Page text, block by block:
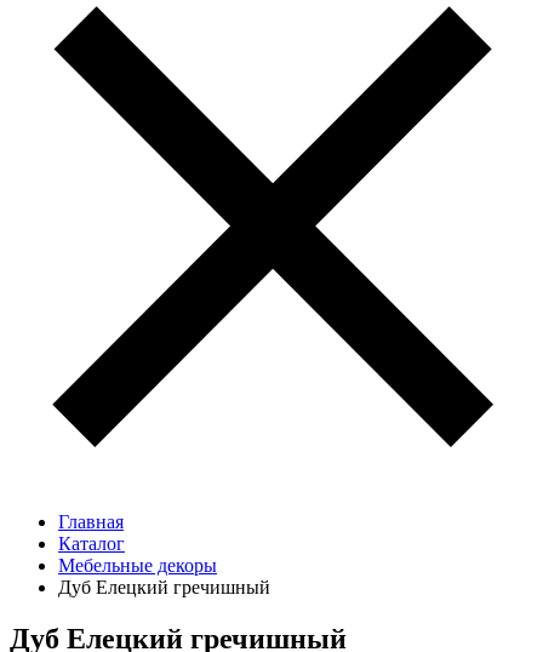
Главная
Каталог
Мебельные декоры
Дуб Елецкий гречишный
Дуб Елецкий гречишный